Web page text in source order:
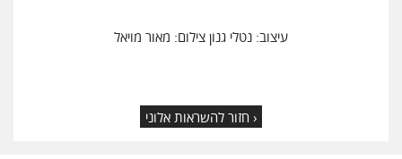
עיצוב: נטלי גנון צילום: מאור מויאל
‹ חזור להשראות אלוני